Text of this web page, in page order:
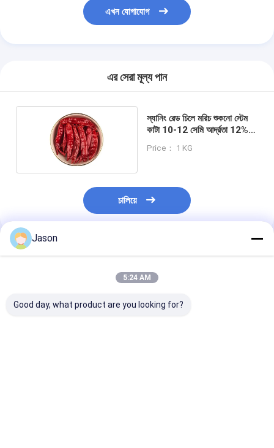
এখন যোগাযোগ
এর সেরা মূল্য পান
স্যানিং রেড চিলে মরিচ শুকনো স্টেম
কাটা 10-12 সেমি আর্দ্রতা 12%
Price： 1 KG
চালিয়ে
প্রস্তাবিত পণ্য
Jason
5:24 AM
Good day, what product are you looking for?